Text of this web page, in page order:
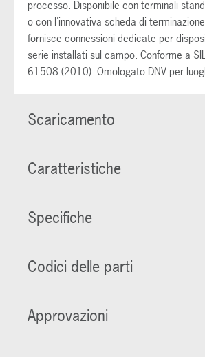
processo. Disponibile con terminali
o con l'innovativa scheda di
fornisce connessioni dedicate per
serie installati sul campo. Conforme a
61508 (2010). Omologato DNV per
Scaricamento
Caratteristiche
Specifiche
Codici delle parti
Approvazioni